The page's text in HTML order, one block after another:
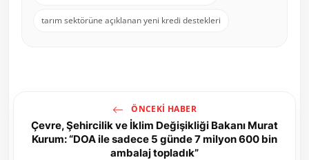
tarım sektörüne açıklanan yeni kredi destekleri
ÖNCEKI HABER
Çevre, Şehircilik ve İklim Değişikliği Bakanı Murat
Kurum: “DOA ile sadece 5 günde 7 milyon 600 bin
ambalaj topladık”